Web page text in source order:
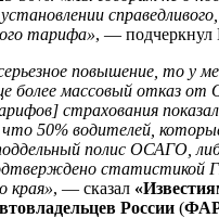
тарифа», — подчеркнул
повышение, то у
более массовый отказ от
страхования
что 50% водителей,
полис ОСАГО,
статистикой
края», — сказал
России (